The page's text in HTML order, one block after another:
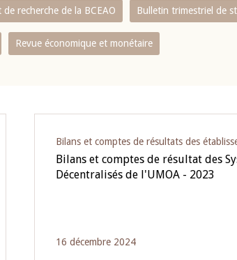
de recherche de la BCEAO Bulletin trimestriel de
Revue économique et monétaire
Bilans et comptes de résultats des
Bilans et comptes de résultat des
Décentralisés de l'UMOA - 2023
16 décembre 2024